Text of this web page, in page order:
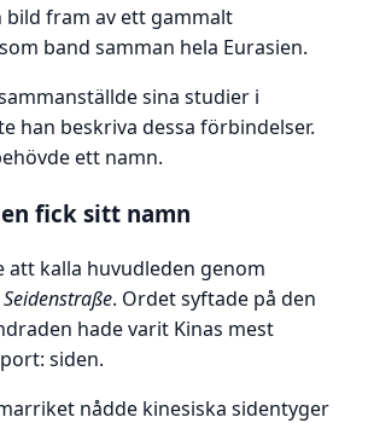
bild fram av ett gammalt
band samman hela Eurasien.
sina studier i
han beskriva dessa förbindelser.
ett namn.
fick sitt namn
att kalla huvudleden genom
Seidenstraße. Ordet syftade på den
hade varit Kinas mest
siden.
nådde kinesiska sidentyger